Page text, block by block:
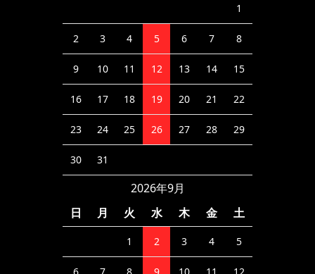
1
2 3 4 5 6 7 8
9 10 11 12 13 14 15
16 17 18 19 20 21 22
23 24 25 26 27 28 29
30 31
2026年9月
日
月 火 水 木 金 土
1 2 3 4 5